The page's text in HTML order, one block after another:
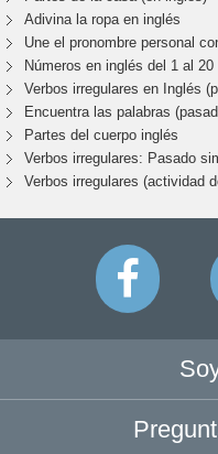
Adivina la ropa en inglés
Une el pronombre personal
Números en inglés del 1 al 20
Verbos irregulares en Inglés
Encuentra las palabras
Partes del cuerpo inglés
Verbos irregulares: Pasado
Verbos irregulares (actividad